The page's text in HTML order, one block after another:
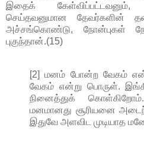
இதைக்
செய்தவனுமான தேவர்களின்
அச்சங்கொண்டு, நோன்புகள்
புகுந்தான்.(15)
[2] மனம் போன்ற வேகம்
வேகம் என்று பொருள்.
நினைத்துக்
மனமானது சூரியனை
இதுவே அளவிட முடியாத